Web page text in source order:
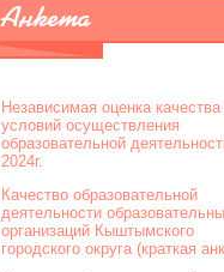
Анкета
Независимая оценка качества
условий осуществления
образовательной
2024г.
Качество образовательной
деятельности
организаций Кыштымского
городского округа (краткая